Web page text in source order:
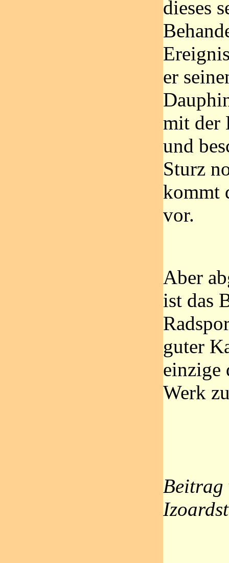
dieses
er
mit der
und
Sturz
kommt
vor.
Aber
ist das
guter
einzige
Werk
Beitrag